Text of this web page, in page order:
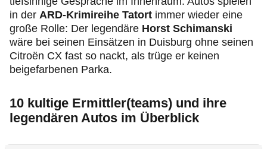
in der ARD-Krimireihe Tatort immer wieder eine
große Rolle: Der legendäre Horst Schimanski
wäre bei seinen Einsätzen in Duisburg ohne seinen
Citroën CX fast so nackt, als trüge er keinen
beigefarbenen Parka.
10 kultige Ermittler(teams) und ihre
legendären Autos im Überblick